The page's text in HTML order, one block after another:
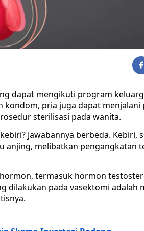
dapat mengikuti program
kondom, pria juga dapat
sterilisasi pada wanita.
Jawabannya berbeda. Kebiri,
anjing, melibatkan pengangkatan
termasuk hormon
dilakukan pada vasektomi adalah